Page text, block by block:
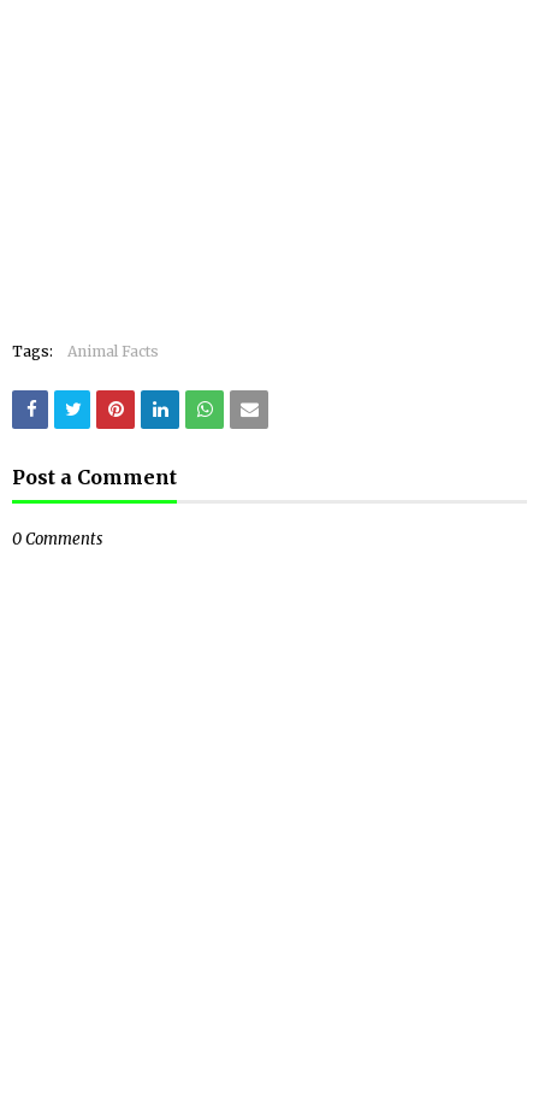
Tags: Animal Facts
Post a Comment
0 Comments